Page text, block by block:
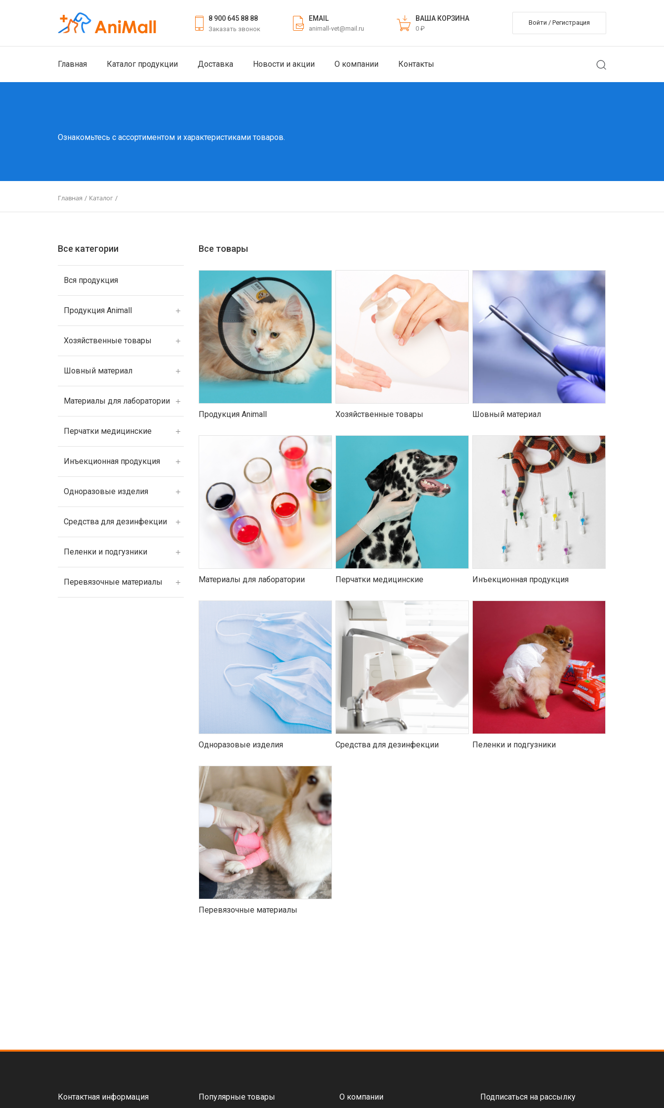
8 900 645 88 88
Заказать звонок
EMAIL
animall-vet@mail.ru
ВАША КОРЗИНА
0 ₽
Войти / Регистрация
Главная Каталог продукции Доставка Новости и акции О компании Контакты
Ознакомьтесь с ассортиментом и характеристиками товаров.
Главная / Каталог /
Все категории
Вся продукция
Продукция Animall
Хозяйственные товары
Шовный материал
Материалы для лаборатории
Перчатки медицинские
Инъекционная продукция
Одноразовые изделия
Средства для дезинфекции
Пеленки и подгузники
Перевязочные материалы
Все товары
Продукция Animall Хозяйственные товары Шовный материал
Материалы для лаборатории Перчатки медицинские Инъекционная продукция
Одноразовые изделия Средства для дезинфекции Пеленки и подгузники
Перевязочные материалы
Контактная информация Популярные товары О компании Подписаться на рассылку